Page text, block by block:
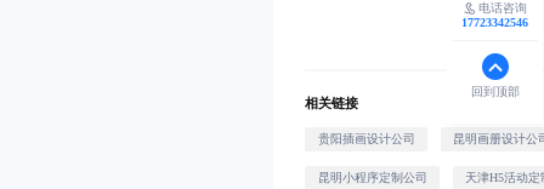
相关链接
贵阳插画设计公司 昆明画册设计公
昆明小程序定制公司 天津H5活动定
电话咨询
17723342546
回到顶部